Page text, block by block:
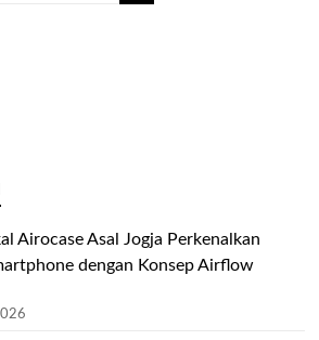
Airocase Asal Jogja Perkenalkan
dengan Konsep Airflow